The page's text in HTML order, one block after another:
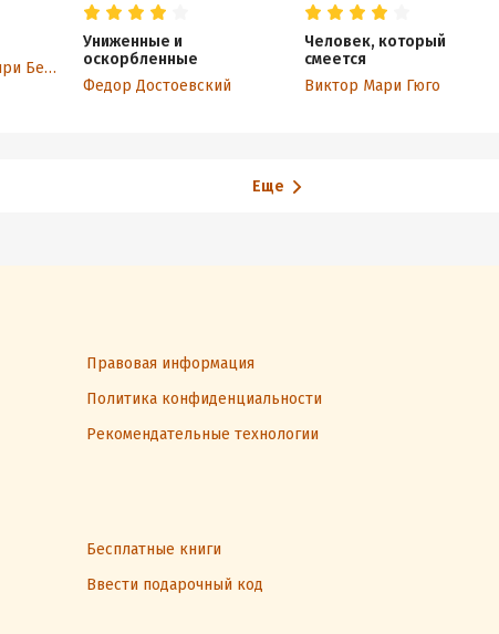
Стендаль (Мари-Анри Бейль)
Униженные и
оскорбленные
Федор Достоевский
Человек, который
смеется
Виктор Мари Гюго
Еще
Правовая информация
Политика конфиденциальности
Рекомендательные технологии
Бесплатные книги
Ввести подарочный код